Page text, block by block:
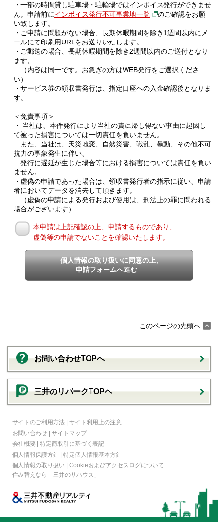
・一部の時間貸し駐車場・駐輪場ではインボイス発行ができませ
ん。申請前にインボイス発行不可事業地一覧
のご確認をお願
い致します。
・ご申請に問題がない場合、長期休暇期間を除き1週間以内にメ
ールにて印刷用URLをお送りいたします。
・ご郵送の場合、長期休暇期間を除き2週間以内のご送付となり
ます。
（内容は同一です。お急ぎの方はWEB発行をご選択くださ
い）
・サービス券の領収書発行は、指定口座への入金確認後となりま
す。
＜免責事項＞
・ 当社は、本件発行により当社の責に帰し得ない事由に起因し
て被った損害については一切責任を負いません。
また、当社は、天災地変、自然災害、戦乱、暴動、その他不可
抗力の事象発生に伴い、
発行に遅延が生じた場合等における損害については責任を負い
ません。
・虚偽の申請であった場合は、領収書発行者の指示に従い、申請
者においてデータを消去して頂きます。
（虚偽の申請による発行および使用は、刑法上の罪に問われる
場合がございます）
本申請は上記確認の上、申請するものであり、
虚偽等の申請でないことを確認いたします。
個人情報の取り扱いに同意の上、
申請フォームへ進む
このページの先頭へ
お問い合わせTOPへ
三井のリパークTOPヘ
サイトのご利用方法 | サイト利用上の注意
お問い合わせ | サイトマップ
会社概要 | 特定商取引に基づく表記
個人情報保護方針 | 特定個人情報基本方針
個人情報の取り扱い | Cookieおよびアクセスログについて
住み替えなら
「三井のリハウス」